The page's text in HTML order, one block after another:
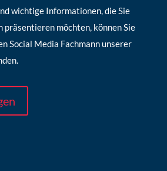
wichtige Informationen, die Sie
möchten, können Sie
Social Media Fachmann unserer